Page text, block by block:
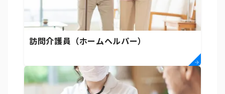
訪問介護員（ホームヘルパー）